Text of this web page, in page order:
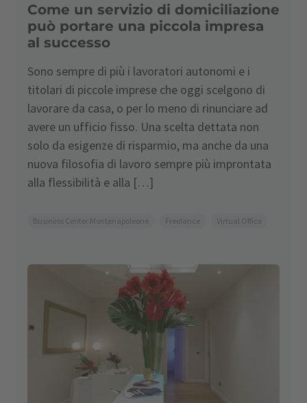
Come un servizio di domiciliazione
può portare una piccola impresa
al successo
Sono sempre di più i lavoratori autonomi e i
titolari di piccole imprese che oggi scelgono di
lavorare da casa, o per lo meno di rinunciare ad
avere un ufficio fisso. Una scelta dettata non
solo da esigenze di risparmio, ma anche da una
nuova filosofia di lavoro sempre più improntata
alla flessibilità e alla […]
Business Center Montenapoleone Freelance Virtual Office